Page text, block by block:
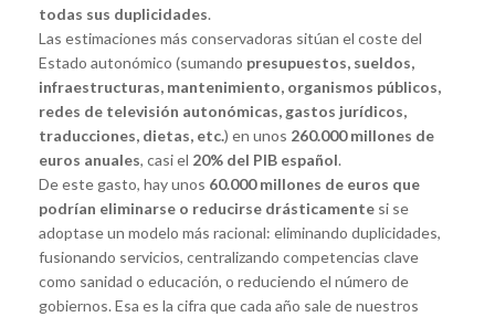
todas sus duplicidades.
Las estimaciones más conservadoras sitúan el coste del
Estado autonómico (sumando presupuestos, sueldos,
infraestructuras, mantenimiento, organismos públicos,
redes de televisión autonómicas, gastos jurídicos,
traducciones, dietas, etc.) en unos 260.000 millones de
euros anuales, casi el 20% del PIB español.
De este gasto, hay unos 60.000 millones de euros que
podrían eliminarse o reducirse drásticamente si se
adoptase un modelo más racional: eliminando duplicidades,
fusionando servicios, centralizando competencias clave
como sanidad o educación, o reduciendo el número de
gobiernos. Esa es la cifra que cada año sale de nuestros